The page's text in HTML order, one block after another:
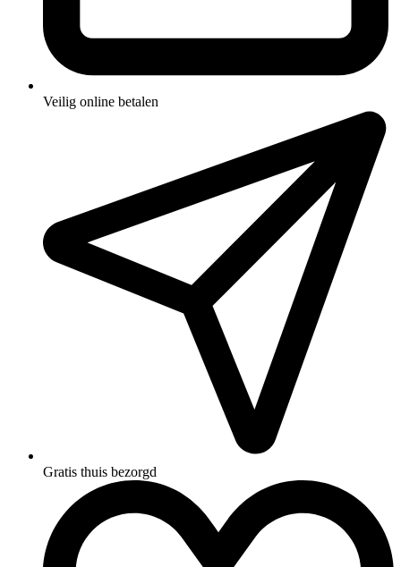
Veilig online betalen
Gratis thuis bezorgd